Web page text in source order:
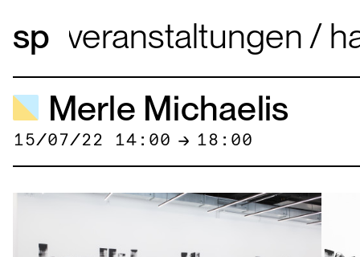
veranstaltungen
Merle Michaelis
15/07/22 14:00 → 18:00